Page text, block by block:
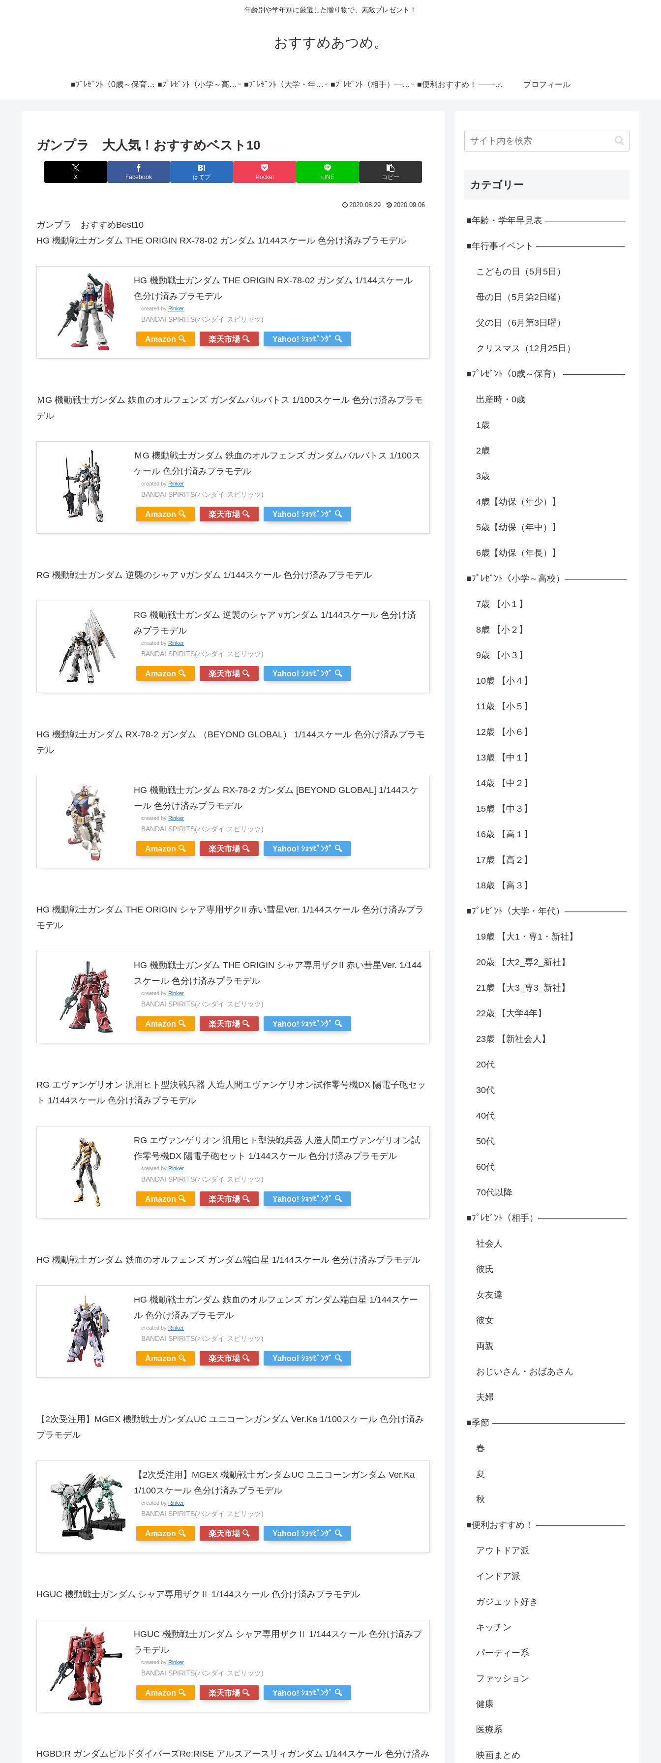
年齢別や学年別に厳選した贈り物で、素敵プレゼント！
おすすめあつめ。
■ﾌﾟﾚｾﾞﾝﾄ（0歳～保育） ――――――― ■ﾌﾟﾚｾﾞﾝﾄ（小学～高校）――――――― ■ﾌﾟﾚｾﾞﾝﾄ（大学・年代）――――――― ■ﾌﾟﾚｾﾞﾝﾄ（相手）―――――――――― ■便利おすすめ！ ―――――――――― プロフィール
ガンプラ 大人気！おすすめベスト10
X Facebook はてブ Pocket LINE コピー
2020.08.29 2020.09.06
ガンプラ おすすめBest10
HG 機動戦士ガンダム THE ORIGIN RX-78-02 ガンダム 1/144スケール 色分け済みプラモデル
HG 機動戦士ガンダム THE ORIGIN RX-78-02 ガンダム 1/144スケール
色分け済みプラモデル
created by Rinker
BANDAI SPIRITS(バンダイ スピリッツ)
Amazon 🔍 楽天市場 🔍 Yahoo! ｼｮｯﾋﾟﾝｸﾞ 🔍
ＭG 機動戦士ガンダム 鉄血のオルフェンズ ガンダムバルバトス 1/100スケール 色分け済みプラモ
デル
ＭG 機動戦士ガンダム 鉄血のオルフェンズ ガンダムバルバトス 1/100ス
ケール 色分け済みプラモデル
created by Rinker
BANDAI SPIRITS(バンダイ スピリッツ)
Amazon 🔍 楽天市場 🔍 Yahoo! ｼｮｯﾋﾟﾝｸﾞ 🔍
RG 機動戦士ガンダム 逆襲のシャア νガンダム 1/144スケール 色分け済みプラモデル
RG 機動戦士ガンダム 逆襲のシャア νガンダム 1/144スケール 色分け済
みプラモデル
created by Rinker
BANDAI SPIRITS(バンダイ スピリッツ)
Amazon 🔍 楽天市場 🔍 Yahoo! ｼｮｯﾋﾟﾝｸﾞ 🔍
HG 機動戦士ガンダム RX-78-2 ガンダム （BEYOND GLOBAL） 1/144スケール 色分け済みプラモ
デル
HG 機動戦士ガンダム RX-78-2 ガンダム [BEYOND GLOBAL] 1/144スケ
ール 色分け済みプラモデル
created by Rinker
BANDAI SPIRITS(バンダイ スピリッツ)
Amazon 🔍 楽天市場 🔍 Yahoo! ｼｮｯﾋﾟﾝｸﾞ 🔍
HG 機動戦士ガンダム THE ORIGIN シャア専用ザクII 赤い彗星Ver. 1/144スケール 色分け済みプラ
モデル
HG 機動戦士ガンダム THE ORIGIN シャア専用ザクII 赤い彗星Ver. 1/144
スケール 色分け済みプラモデル
created by Rinker
BANDAI SPIRITS(バンダイ スピリッツ)
Amazon 🔍 楽天市場 🔍 Yahoo! ｼｮｯﾋﾟﾝｸﾞ 🔍
RG エヴァンゲリオン 汎用ヒト型決戦兵器 人造人間エヴァンゲリオン試作零号機DX 陽電子砲セッ
ト 1/144スケール 色分け済みプラモデル
RG エヴァンゲリオン 汎用ヒト型決戦兵器 人造人間エヴァンゲリオン試
作零号機DX 陽電子砲セット 1/144スケール 色分け済みプラモデル
created by Rinker
BANDAI SPIRITS(バンダイ スピリッツ)
Amazon 🔍 楽天市場 🔍 Yahoo! ｼｮｯﾋﾟﾝｸﾞ 🔍
HG 機動戦士ガンダム 鉄血のオルフェンズ ガンダム端白星 1/144スケール 色分け済みプラモデル
HG 機動戦士ガンダム 鉄血のオルフェンズ ガンダム端白星 1/144スケー
ル 色分け済みプラモデル
created by Rinker
BANDAI SPIRITS(バンダイ スピリッツ)
Amazon 🔍 楽天市場 🔍 Yahoo! ｼｮｯﾋﾟﾝｸﾞ 🔍
【2次受注用】MGEX 機動戦士ガンダムUC ユニコーンガンダム Ver.Ka 1/100スケール 色分け済み
プラモデル
【2次受注用】MGEX 機動戦士ガンダムUC ユニコーンガンダム Ver.Ka
1/100スケール 色分け済みプラモデル
created by Rinker
BANDAI SPIRITS(バンダイ スピリッツ)
Amazon 🔍 楽天市場 🔍 Yahoo! ｼｮｯﾋﾟﾝｸﾞ 🔍
HGUC 機動戦士ガンダム シャア専用ザクⅡ 1/144スケール 色分け済みプラモデル
HGUC 機動戦士ガンダム シャア専用ザクⅡ 1/144スケール 色分け済みプ
ラモデル
created by Rinker
BANDAI SPIRITS(バンダイ スピリッツ)
Amazon 🔍 楽天市場 🔍 Yahoo! ｼｮｯﾋﾟﾝｸﾞ 🔍
HGBD:R ガンダムビルドダイバーズRe:RISE アルスアースリィガンダム 1/144スケール 色分け済み
カテゴリー
■年齢・学年早見表 ―――――――――
■年行事イベント ――――――――――
こどもの日（5月5日）
母の日（5月第2日曜）
父の日（6月第3日曜）
クリスマス（12月25日）
■ﾌﾟﾚｾﾞﾝﾄ（0歳～保育） ―――――――
出産時・0歳
1歳
2歳
3歳
4歳【幼保（年少）】
5歳【幼保（年中）】
6歳【幼保（年長）】
■ﾌﾟﾚｾﾞﾝﾄ（小学～高校）―――――――
7歳 【小１】
8歳 【小２】
9歳 【小３】
10歳 【小４】
11歳 【小５】
12歳 【小６】
13歳 【中１】
14歳 【中２】
15歳 【中３】
16歳 【高１】
17歳 【高２】
18歳 【高３】
■ﾌﾟﾚｾﾞﾝﾄ（大学・年代）―――――――
19歳 【大1・専1・新社】
20歳 【大2_専2_新社】
21歳 【大3_専3_新社】
22歳 【大学4年】
23歳 【新社会人】
20代
30代
40代
50代
60代
70代以降
■ﾌﾟﾚｾﾞﾝﾄ（相手）――――――――――
社会人
彼氏
女友達
彼女
両親
おじいさん・おばあさん
夫婦
■季節 ―――――――――――――――
春
夏
秋
■便利おすすめ！ ――――――――――
アウトドア派
インドア派
ガジェット好き
キッチン
パーティー系
ファッション
健康
医療系
映画まとめ